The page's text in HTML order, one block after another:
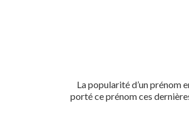
La popularité d’un prénom
porté ce prénom ces
2009
5
2011
5